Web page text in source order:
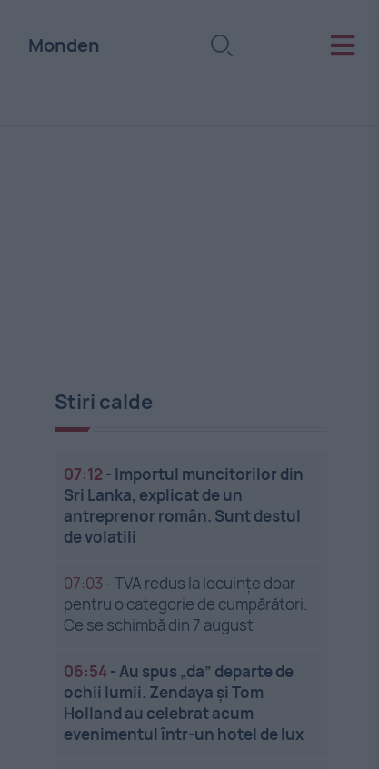
Monden
Stiri calde
07:12 - Importul muncitorilor din
Sri Lanka, explicat de un
antreprenor român. Sunt destul
de volatili
07:03 -TVA redus la locuințe doar
pentru o categorie de cumpărători.
Ce se schimbă din 7 august
06:54-Au spus „da” departe de
ochii lumii. Zendaya și Tom
Holland au celebrat acum
evenimentul într-un hotel de lux